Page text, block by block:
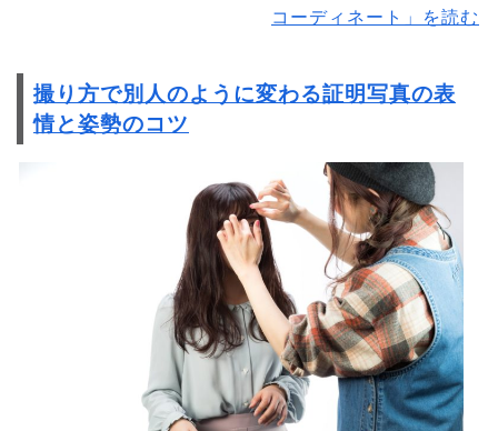
コーディネート」を読む
撮り方で別人のように変わる証明写真の表
情と姿勢のコツ